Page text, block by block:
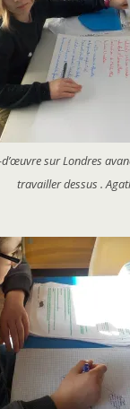
sur Londres
travailler dessus .